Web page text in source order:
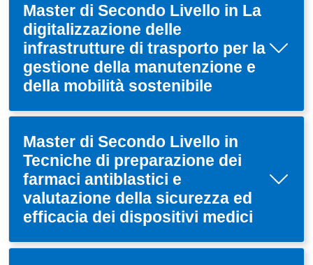
Master di Secondo Livello in La
digitalizzazione delle
infrastrutture di trasporto per la
gestione della manutenzione e
della mobilità sostenibile
Master di Secondo Livello in
Tecniche di preparazione dei
farmaci antiblastici e
valutazione della sicurezza ed
efficacia dei dispositivi medici